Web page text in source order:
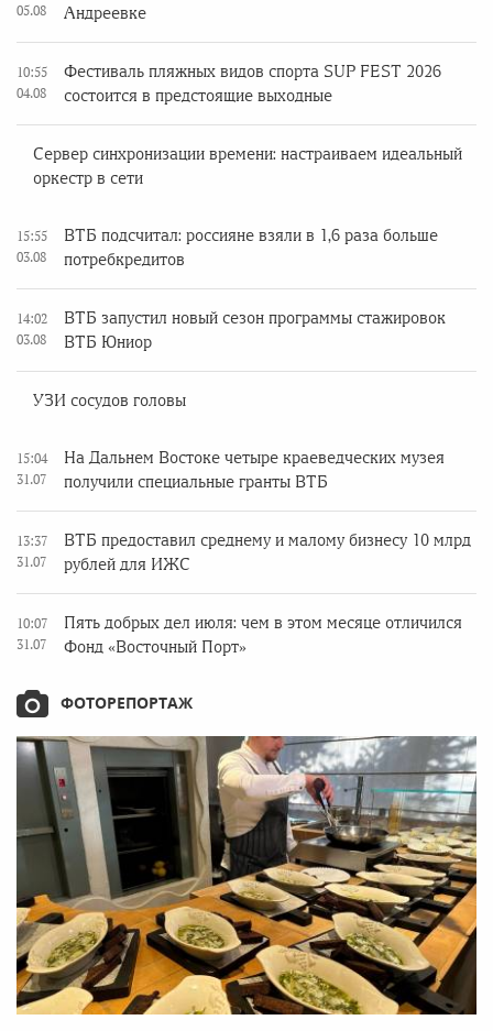
05.08
Андреевке
10:55
04.08
Фестиваль пляжных видов спорта SUP FEST 2026
состоится в предстоящие выходные
Сервер синхронизации времени: настраиваем идеальный
оркестр в сети
15:55
03.08
ВТБ подсчитал: россияне взяли в 1,6 раза больше
потребкредитов
14:02
03.08
ВТБ запустил новый сезон программы стажировок
ВТБ Юниор
УЗИ сосудов головы
15:04
31.07
На Дальнем Востоке четыре краеведческих музея
получили специальные гранты ВТБ
13:37
31.07
ВТБ предоставил среднему и малому бизнесу 10 млрд
рублей для ИЖС
10:07
31.07
Пять добрых дел июля: чем в этом месяце отличился
Фонд «Восточный Порт»
ФОТОРЕПОРТАЖ